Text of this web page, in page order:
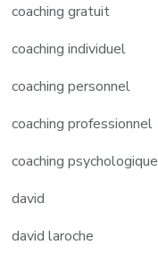
coaching gratuit
coaching individuel
coaching personnel
coaching professionnel
coaching psychologique
david
david laroche